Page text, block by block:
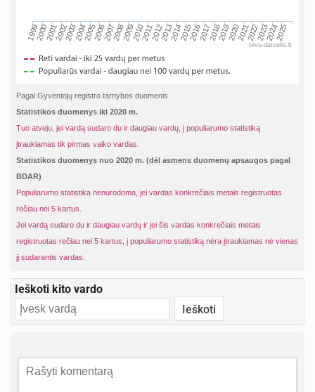
199920002001200220032004200520062007200820092010201120122013201420152016201720182019202020212022202320242025
tevu-darzelis.lt
Pagal Gyventojų registro tarnybos duomenis
Statistikos duomenys iki 2020 m.
Tuo atveju, jei vardą sudaro du ir daugiau vardų, į populiarumo statistiką
įtraukiamas tik pirmas vaiko vardas.
Statistikos duomenys nuo 2020 m. (dėl asmens duomenų apsaugos pagal
BDAR)
Populiarumo statistika nenurodoma, jei vardas konkrečiais metais registruotas
rečiau nei 5 kartus.
Jei vardą sudaro du ir daugiau vardų ir jei šis vardas konkrečiais metais
registruotas rečiau nei 5 kartus, į populiarumo statistiką nėra įtraukiamas nė vienas
jį sudarantis vardas.
Ieškoti kito vardo